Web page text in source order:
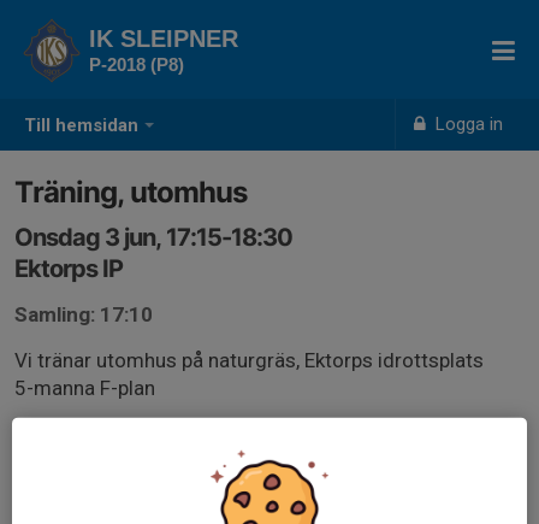
Till hemsidan Logga in
IK SLEIPNER
P-2018 (P8)
Träning, utomhus
Onsdag 3 jun, 17:15-18:30
Ektorps IP
Samling: 17:10
Vi tränar utomhus på naturgräs, Ektorps idrottsplats
5-manna F-plan